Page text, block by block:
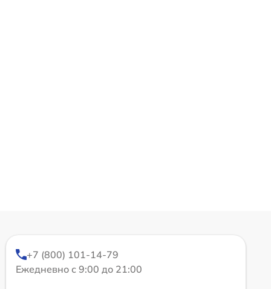
+7 (800) 101-14-79
Ежедневно с 9:00 до 21:00